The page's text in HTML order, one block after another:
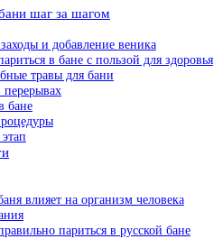
шаг за шагом
и добавление веника
в бане с пользой для здоровья
травы для бани
перерывах
бане
влияет на организм человека
париться в русской бане